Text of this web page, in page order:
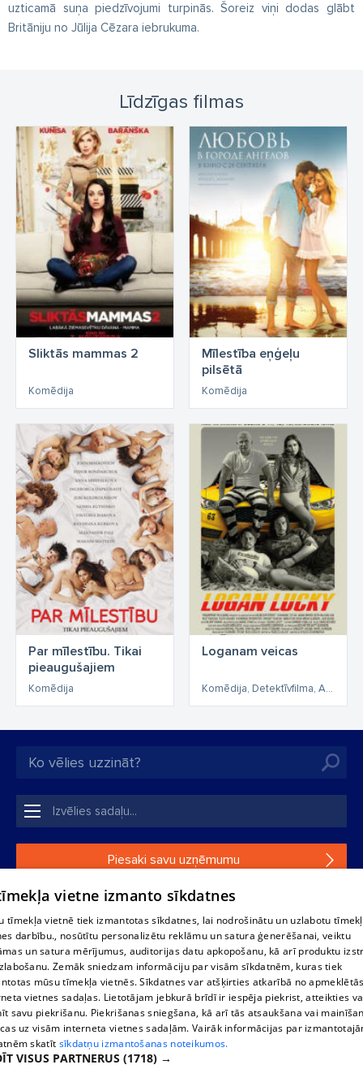
uzticamā suņa piedzīvojumi turpinās. Šoreiz viņi dodas glābt
Britāniju no Jūlija Cēzara iebrukuma.
Līdzīgas filmas
Sliktās mammas 2
Komēdija
Mīlestība eņģeļu
pilsētā
Komēdija
Par mīlestību. Tikai
pieaugušajiem
Komēdija
Loganam veicas
Komēdija, Detektīvfilma, Asa sižeta
Piesaki savu uzņēmumu
Ja tavs uzņēmums nav mūsu datubāzē, aizpildi vienkāršu
1188 datu bāzes, tās daļas vai datu bāzē iekļautās informācijas,
vai informācijas daļas pavairošana vai izplatīšana jebkādā formā
stingri aizliegta. Tāpat arī ir aizliegta lejupielāde automātiskā
režīmā. Jebkura 1188 web lapā publicētā materiāla
pārpublicēšana ir kategoriski aizliegta bez 1188 web lapas
redakcijas atļaujas.
vietne izmanto sīkdatnes
tīmekļa vietnē tiek izmantotas sīkdatnes, lai nodrošinātu un uzlabotu
darbību., nosūtītu personalizētu reklāmu un satura ģenerēšanai, veiktu
un satura mērījumus, auditorijas datu apkopošanu, kā arī produktu
Zemāk sniedzam informāciju par visām sīkdatnēm, kuras tiek
mūsu tīmekļa vietnēs. Sīkdatnes var atšķirties atkarībā no
vietnes sadaļas. Lietotājam jebkurā brīdī ir iespēja piekrist, atteikties
savu piekrišanu. Piekrišanas sniegšana, kā arī tās atsaukšana vai
uz visām interneta vietnes sadaļām. Vairāk informācijas par
skatīt sīkdatņu izmantošanas noteikumos.
VISUS PARTNERUS (1718) →